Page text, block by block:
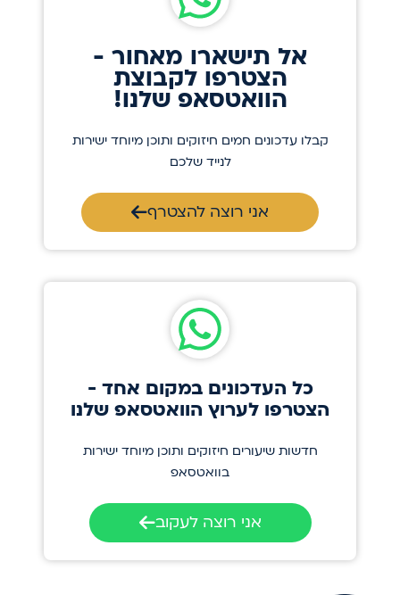
אל תישארו מאחור -
הצטרפו לקבוצת
הוואטסאפ שלנו!
קבלו עדכונים חמים חיזוקים ותוכן מיוחד ישירות
לנייד שלכם
אני רוצה להצטרף
כל העדכונים במקום אחד -
הצטרפו לערוץ הוואטסאפ שלנו
חדשות שיעורים חיזוקים ותוכן מיוחד ישירות
בוואטסאפ
אני רוצה לעקוב